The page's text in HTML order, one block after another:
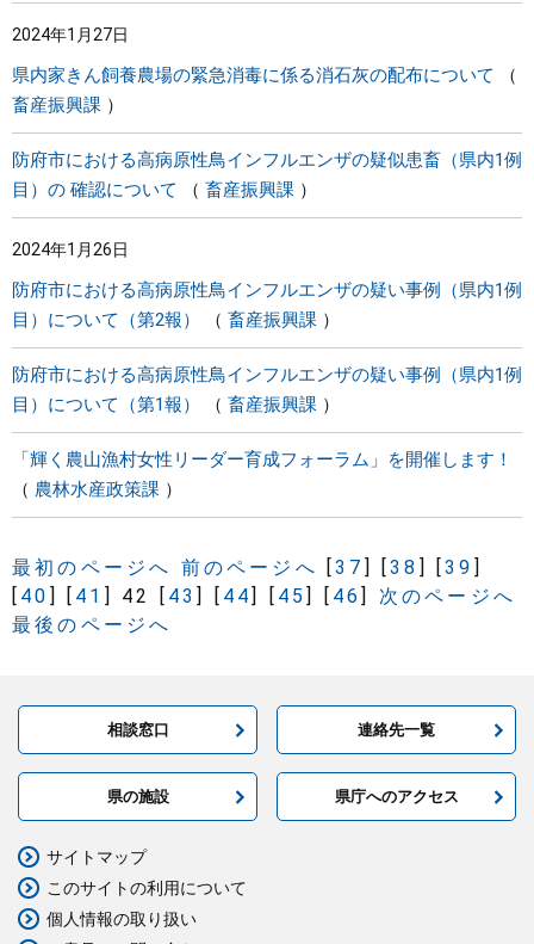
2024年1月27日
県内家きん飼養農場の緊急消毒に係る消石灰の配布について
畜産振興課
防府市における高病原性鳥インフルエンザの疑似患畜（県内1例
目）の 確認について
畜産振興課
2024年1月26日
防府市における高病原性鳥インフルエンザの疑い事例（県内1例
目）について（第2報）
畜産振興課
防府市における高病原性鳥インフルエンザの疑い事例（県内1例
目）について（第1報）
畜産振興課
「輝く農山漁村女性リーダー育成フォーラム」を開催します！
農林水産政策課
最初のページへ 前のページへ [37 ] [38 ] [39 ]
[ 40 ] [ 41 ] 42 [ 43] [ 44] [ 45] [ 46]
次のページへ
最後のページへ
相談窓口 連絡先一覧
県の施設 県庁へのアクセス
サイトマップ
このサイトの利用について
個人情報の取り扱い